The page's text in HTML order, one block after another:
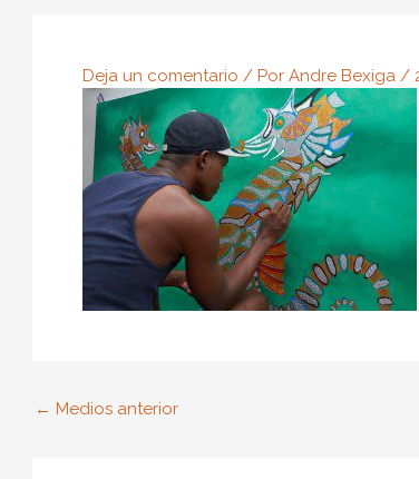
Deja un comentario / Por Andre Bexiga /
← Medios anterior